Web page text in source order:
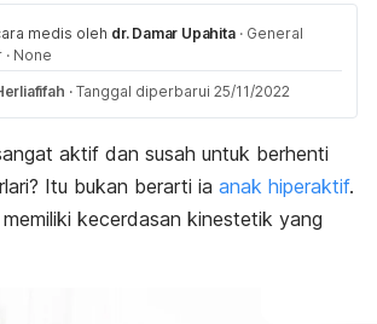
medis oleh dr. Damar Upahita · General
· None
· Tanggal diperbarui 25/11/2022
aktif dan susah untuk berhenti
Itu bukan berarti ia anak hiperaktif.
kecerdasan kinestetik yang